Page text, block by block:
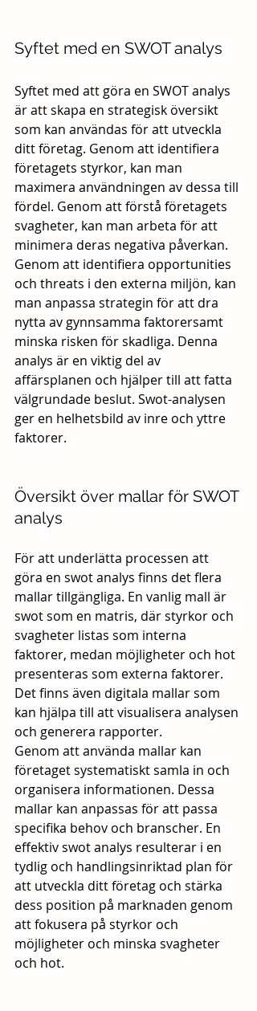
Syftet med en SWOT analys
Syftet med att göra en SWOT analys
är att skapa en strategisk översikt
som kan användas för att utveckla
ditt företag. Genom att identifiera
företagets styrkor, kan man
maximera användningen av dessa till
fördel. Genom att förstå företagets
svagheter, kan man arbeta för att
minimera deras negativa påverkan.
Genom att identifiera opportunities
och threats i den externa miljön, kan
man anpassa strategin för att dra
nytta av gynnsamma faktorersamt
minska risken för skadliga. Denna
analys är en viktig del av
affärsplanen och hjälper till att fatta
välgrundade beslut. Swot-analysen
ger en helhetsbild av inre och yttre
faktorer.
Översikt över mallar för SWOT
analys
För att underlätta processen att
göra en swot analys finns det flera
mallar tillgängliga. En vanlig mall är
swot som en matris, där styrkor och
svagheter listas som interna
faktorer, medan möjligheter och hot
presenteras som externa faktorer.
Det finns även digitala mallar som
kan hjälpa till att visualisera analysen
och generera rapporter.
Genom att använda mallar kan
företaget systematiskt samla in och
organisera informationen. Dessa
mallar kan anpassas för att passa
specifika behov och branscher. En
effektiv swot analys resulterar i en
tydlig och handlingsinriktad plan för
att utveckla ditt företag och stärka
dess position på marknaden genom
att fokusera på styrkor och
möjligheter och minska svagheter
och hot.